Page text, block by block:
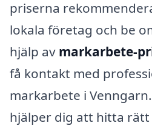
priserna
lokala företag och be
hjälp av markarbete-
få kontakt med
markarbete i
hjälper dig att hitta